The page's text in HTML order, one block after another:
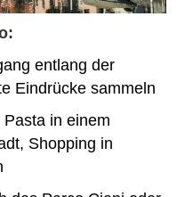
entlang der
Eindrücke sammeln
in einem
Shopping in